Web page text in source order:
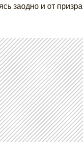
заодно и от